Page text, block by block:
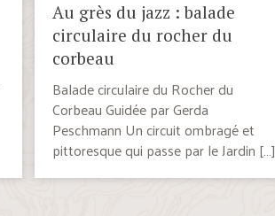
Au grès du jazz : balade
circulaire du rocher du
corbeau
Balade circulaire du Rocher du
Corbeau Guidée par Gerda
Peschmann Un circuit ombragé et
pittoresque qui passe par le Jardin […]